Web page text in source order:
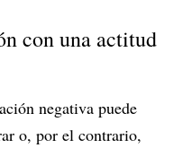
con una actitud
negativa puede
o, por el contrario,